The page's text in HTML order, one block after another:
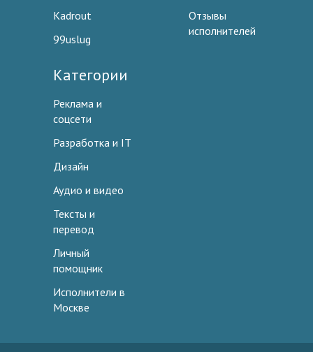
Kadrout
99uslug
Отзывы
исполнителей
Категории
Реклама и
соцсети
Разработка и IT
Дизайн
Аудио и видео
Тексты и
перевод
Личный
помощник
Исполнители в
Москве